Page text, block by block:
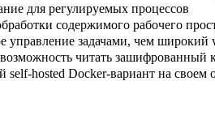
для регулируемых процессов
содержимого рабочего
управление задачами, чем широкий
читать зашифрованный
hosted Docker-вариант на своем